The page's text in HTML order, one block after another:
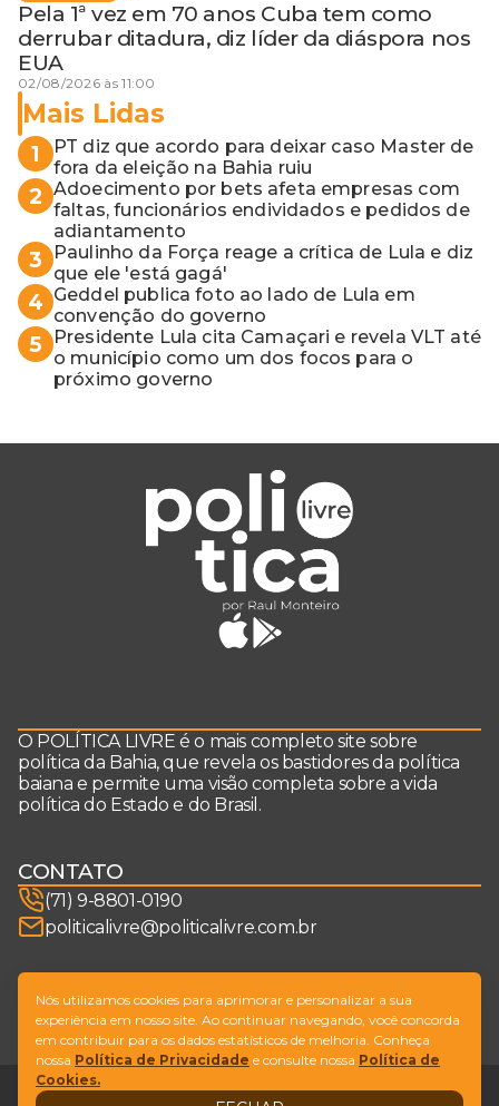
Pela 1ª vez em 70 anos Cuba tem como
derrubar ditadura, diz líder da diáspora nos
EUA
02/08/2026 às 11:00
Mais Lidas
1
PT diz que acordo para deixar caso Master de
fora da eleição na Bahia ruiu
2 Adoecimento por bets afeta empresas com
faltas, funcionários endividados e pedidos de
adiantamento
3
Paulinho da Força reage a crítica de Lula e diz
que ele 'está gagá'
4 Geddel publica foto ao lado de Lula em
convenção do governo
5
Presidente Lula cita Camaçari e revela VLT até
o município como um dos focos para o
próximo governo
O POLÍTICA LIVRE é o mais completo site sobre
política da Bahia, que revela os bastidores da política
baiana e permite uma visão completa sobre a vida
política do Estado e do Brasil.
CONTATO
(71) 9-8801-0190
politicalivre@politicalivre.com.br
SIGA-NOS
LegalFale conosco
Nós utilizamos cookies para aprimorar e personalizar a sua
experiência em nosso site. Ao continuar navegando, você concorda
em contribuir para os dados estatísticos de melhoria. Conheça
nossa Política de Privacidade e consulte nossa Política de
Cookies.